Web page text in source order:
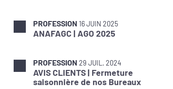
PROFESSION 16 JUIN 2025
ANAFAGC | AGO 2025
PROFESSION 29 JUIL. 2024
AVIS CLIENTS | Fermeture
saisonnière de nos Bureaux